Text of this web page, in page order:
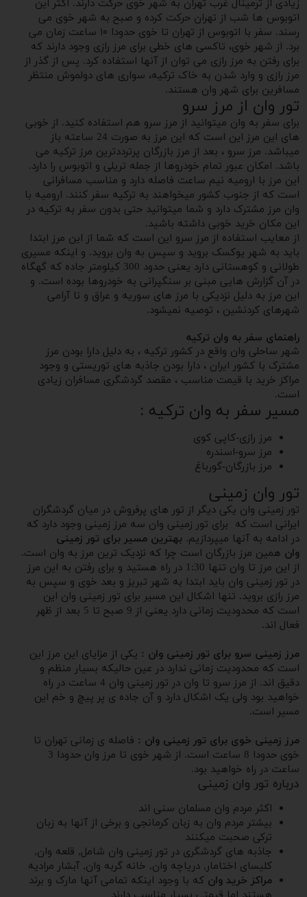
زیادی از ترمینال غرب تهران به شهر خوی حرکت دارند. اکثر این
اتوبوس ها شب از تهران حرکت کرده و صبح به شهر خوی می
رسند. سفر با اتوبوس از تهران تا خوی حدودا ۱۰ ساعت زمان می
برد. از شهر خوی، تاکسی های خطی برای مرز رازی وجود دارند که
برای رفتن به مرز رازی می توان از آنها استفاده کرد. پس از گذر از
مرز رازی و وارد شدن به خاک ترکیه، سواری های دولموش منتظر
مسافرین برای شهر وان هستند.
تور وان از مرز سرو
برای سفر به وان میتوانید از مرز سرو هم استفاده کنید. از خوبی
های این مرز این است که این مرز به صورت 24 ساعته باز
میباشد. مرز سرو ، بعد از مرز بازرگان پرترددترین مرز ترکیه می
باشد. امکان عبور تمام خودروها از جمله تریلی و اتوبوس را دارد.
این مرز با ارومیه نیم ساعت فاصله دارد و مناسب مسافرانی
است که از جنوب کشور میخواهند به ترکیه سفر کنند. ارومیه با
وان مرز مشترک دارد و شما میتوانید حتی بدون سفر به ترکیه در
این مکان خرید خوبی داشته باشید.
از معایب استفاده از مرز سرو این است که شما از این مرز ابتدا
باید به شهر یوکسک بروید و سپس به وان بروید. و اینکه مسیری
طولانی و کوهستانی دارد یعنی حدود 300 کیلومتر جاده که گهگاه
در آن گزارش هایی مبنی بر سنگپرانی به خودروها بوده است. و
این مرز به دلیل نزدیکی با مرز های سوریه و عراق و نا آرامی
شهرهای کردنشین ، توصیه نمیشود.
راهنمای سفر به وان ترکیه
شهر ساحلی وان واقع در کشور ترکیه ، به دلیل دارا بودن مرز
مشترک با کشور ایران ، دارا بودن جاذبه های توریستی و وجود
مراکز خرید با قیمت مناسب ، مقصد گردشگری مسافران زیادی
است.
مسیر سفر به وان ترکیه :
مرز رازی-کاپی کوی
مرز سرو-اسندره
مرز بازرگان-گورباغ
تور وان زمینی
تور زمینی وان یکی دیگر از تور های پرفروش در میان گردشگران
ایرانی است که برای تور زمینی وان سه مرز زمینی وجود دارد که
در ادامه به آنها میپردازیم. بهترین مسیر برای تور زمینی
وان همین مرز بازرگان است چرا که نزدیک ترین مرز به وان است.
از این مرز تا وان تنها 1:30 در راه هستید و برای رفتن به این مرز
در تور زمینی وان باید ابتدا به شهر تبریز و بعد خوی و سپس به
مرز رازی بروید. تنها اشکال این مسیر برای تور زمینی وان این
است که محدودیت زمانی دارد یعنی از 9 صبح تا 5 بعد از ظهر
فعال اند.
مرز زمینی سرو برای تور زمینی وان : یکی از مزایای این مرز این
است که محدودیت زمانی ندارد در عین حالیکه بسیار منظم و
دقیق اند. از مرز سرو تا وان در تور زمینی وان 4 ساعت در راه
خواهید بود ولی یک اشکال دارد و آن جاده ی پر پیچ و خم این
مسیر است.
مرز زمینی خوی برای تور زمینی وان : فاصله ی زمانی تهران تا
خوی حدودا 8 ساعت است. از شهر خوی تا مرز وان حدودا 3
ساعت در راه خواهید بود.
درباره تور وان زمینی
اکثر مردم وان مسلمان سنی اند
بیشتر مردم وان به زبان کرمانجی و برخی از آنها به زبان
ترکی صحبت میکنند
جاذبه های گردشگری در تور زمینی وان شامل, قلعه وان,
کلیسای اختامار, دریاچه وان, خانه گربه وان, آبشار مرادیه
مراکز خرید وان که با وجود اینکه تمامی آنها مارک و برند